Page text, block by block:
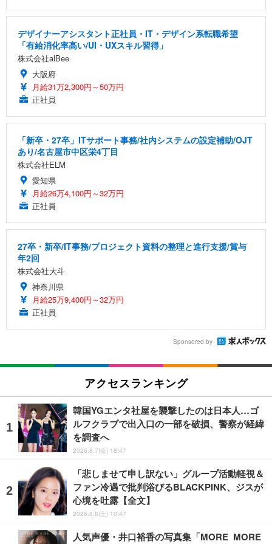
デザイナーアシスタント正社員・IT・デザイン系転職希望
「有給消化率高い/UI・UXスキル習得」
株式会社alBee
大阪府
月給31万2,300円～50万円
正社員
「新卒・27卒」ITサポート事務/社内システムの設定補助/OJT
あり/名古屋市中区栄4丁目
株式会社ELM
愛知県
月給26万4,100円～32万円
正社員
27卒・新卒/IT事務/プロジェクト資料の整理と進行支援/賞与
年2回
株式会社大斗
神奈川県
月給25万9,400円～32万円
正社員
Sponsored by
アクセスランキング
韓国YGエンタ社屋を襲撃したのは日本人…ゴ
ルフクラブで出入口の一部を破損、警察が経緯
を調査へ
2026.8.7(金) 18:47
「悲しませて申し訳ない」グループ活動軽視＆
ファン冷遇で批判浴びるBLACKPINK、ジスが
心境を吐露【全文】
2026.8.8(土) 10:47
人気声優・井口裕香の写真集「MORE MORE